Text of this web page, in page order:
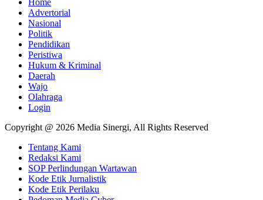
Advertorial
Nasional
Politik
Pendidikan
Peristiwa
Hukum & Kriminal
Daerah
Wajo
Olahraga
Login
Copyright @ 2026 Media Sinergi, All Rights Reserved
Tentang Kami
Redaksi Kami
SOP Perlindungan Wartawan
Kode Etik Jurnalistik
Kode Etik Perilaku